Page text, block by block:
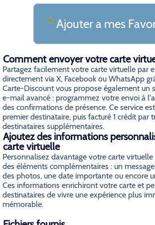
Ajouter a mes
Comment envoyer votre carte
Partagez facilement votre carte virtuelle par
directement via X, Facebook ou WhatsApp
Carte-Discount vous propose également un
e-mail avancé : programmez votre envoi à
des confirmations de présence. Ce service
premier destinataire, puis facturé 1 crédit par
destinataires supplémentaires.
Ajoutez des informations
carte virtuelle
Personnalisez davantage votre carte
des éléments complémentaires : un
des photos, une date importante ou encore
Ces informations enrichiront votre carte et
destinataires de vivre une expérience plus
mémorable.